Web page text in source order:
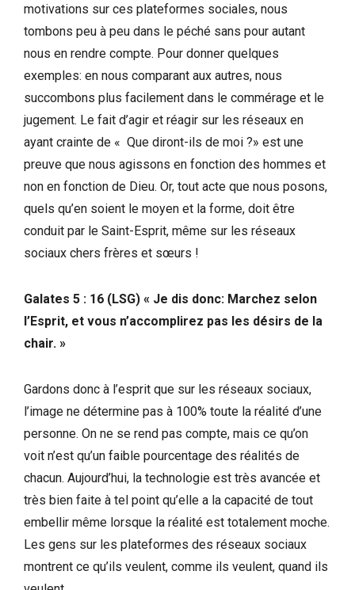
motivations sur ces plateformes sociales, nous
tombons peu à peu dans le péché sans pour autant
nous en rendre compte. Pour donner quelques
exemples: en nous comparant aux autres, nous
succombons plus facilement dans le commérage et le
jugement. Le fait d’agir et réagir sur les réseaux en
ayant crainte de « Que diront-ils de moi ?» est une
preuve que nous agissons en fonction des hommes et
non en fonction de Dieu. Or, tout acte que nous posons,
quels qu’en soient le moyen et la forme, doit être
conduit par le Saint-Esprit, même sur les réseaux
sociaux chers frères et sœurs !
Galates 5 : 16 (LSG) « Je dis donc: Marchez selon
l’Esprit, et vous n’accomplirez pas les désirs de la
chair. »
Gardons donc à l’esprit que sur les réseaux sociaux,
l’image ne détermine pas à 100% toute la réalité d’une
personne. On ne se rend pas compte, mais ce qu’on
voit n’est qu’un faible pourcentage des réalités de
chacun. Aujourd’hui, la technologie est très avancée et
très bien faite à tel point qu’elle a la capacité de tout
embellir même lorsque la réalité est totalement moche.
Les gens sur les plateformes des réseaux sociaux
montrent ce qu’ils veulent, comme ils veulent, quand ils